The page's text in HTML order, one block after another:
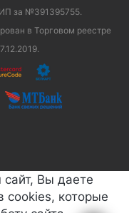
за №391395755.
в Торговом реестре
Вы даете
cookies, которые